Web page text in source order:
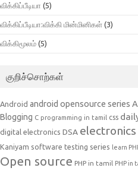
விக்கிப்பீடியா (5)
விக்கிப்பீடியா:விக்கி மின்மினிகள் (3)
விக்கிமூலம் (5)
குறிச்சொற்கள்
Android android opensource series
Blogging C programming in tamil css
digital electronics DSA electronics
Kaniyam software testing series learn
Open source PHP in tamil PHP in